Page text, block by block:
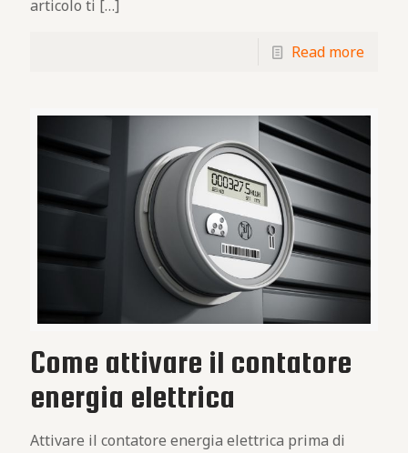
articolo ti […]
Read more
Come attivare il contatore
energia elettrica
Attivare il contatore energia elettrica prima di